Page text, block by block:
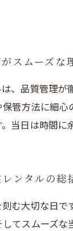
スムーズな
、品質管理
管方法に細
当日は時間に
ンタルの総
む大切な日
てスムーズ